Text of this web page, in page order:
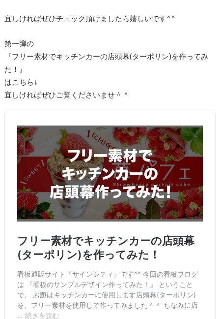
宜しければぜひチェック頂けましたら嬉しいです^^
第一弾の
『フリー素材でキッチンカーの店頭幕(ターポリン)を作ってみ
た！』
はこちら↓
宜しければぜひご覧くださいませ＾＾